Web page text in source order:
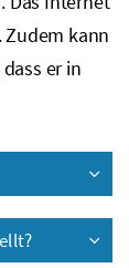
Zudem kann
er in